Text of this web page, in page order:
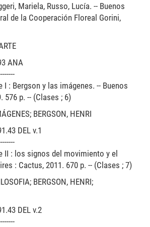
Mariela, Russo, Lucía. -- Buenos
de la Cooperación Floreal Gorini,
ANA
I : Bergson y las imágenes. -- Buenos
576 p. -- (Clases ; 6)
BERGSON, HENRI
DEL v.1
II : los signos del movimiento y el
: Cactus, 2011. 670 p. -- (Clases ; 7)
BERGSON, HENRI;
DEL v.2